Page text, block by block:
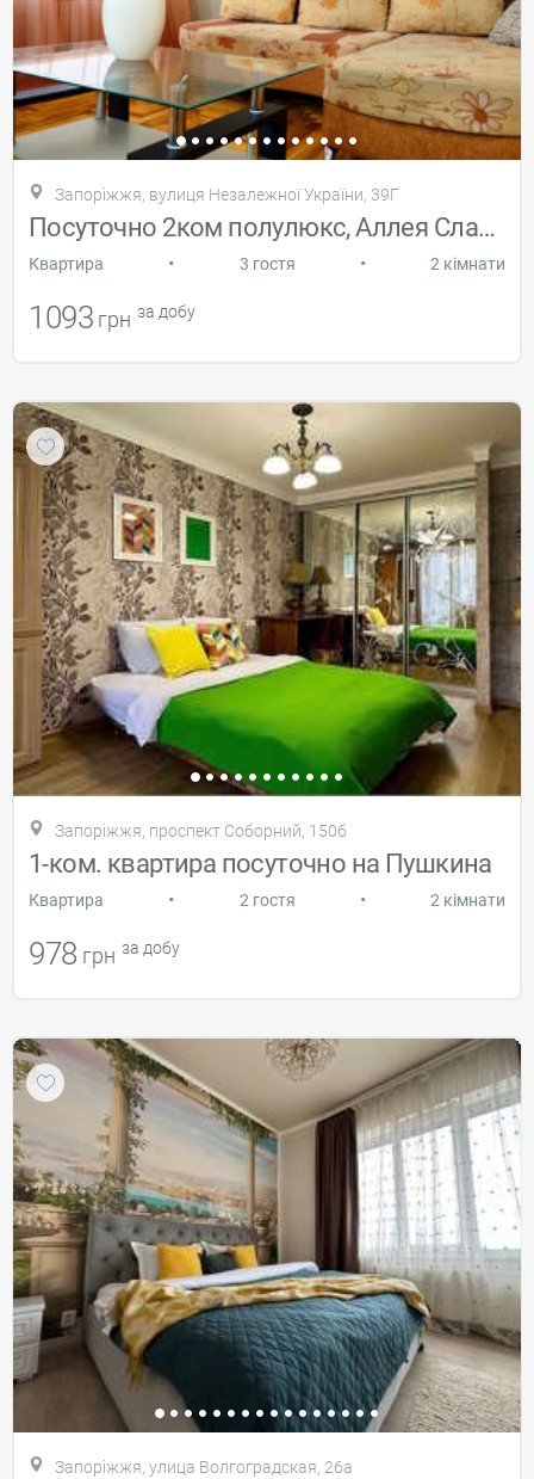
Запоріжжя, вулиця Незалежної України, 39Г
Посуточно 2ком полулюкс, Аллея Славы
Квартира • 3 гостя • 2 кімнати
1093 грн за добу
Запоріжжя, проспект Соборний, 150б
1-ком. квартира посуточно на Пушкина
Квартира • 2 гостя • 2 кімнати
978 грн за добу
Запоріжжя, улица Волгоградская, 26а